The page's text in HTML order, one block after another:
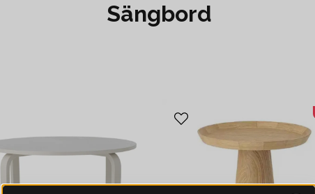
Sängbord